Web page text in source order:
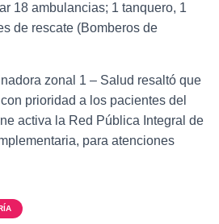
18 ambulancias; 1 tanquero, 1
de rescate (Bomberos de
zonal 1 – Salud resaltó que
prioridad a los pacientes del
activa la Red Pública Integral de
para atenciones